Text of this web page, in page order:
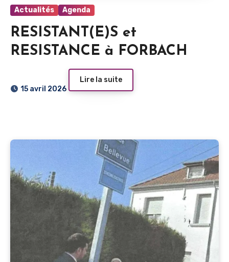
Actualités Agenda
RESISTANT(E)S et
RESISTANCE à FORBACH
15 avril 2026
Lire la suite